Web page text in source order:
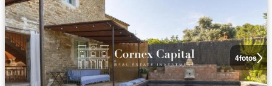
4fotos